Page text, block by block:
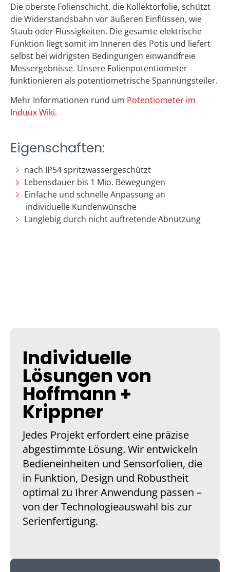
Die oberste Folienschicht, die Kollektorfolie, schützt
die Widerstandsbahn vor äußeren Einflüssen, wie
Staub oder Flüssigkeiten. Die gesamte elektrische
Funktion liegt somit im Inneren des Potis und liefert
selbst bei widrigsten Bedingungen einwandfreie
Messergebnisse. Unsere Folienpotentiometer
funktionieren als potentiometrische Spannungsteiler.
Mehr Informationen rund um Potentiometer im
Induux Wiki.
Eigenschaften:
nach IP54 spritzwassergeschützt​
Lebensdauer bis 1 Mio. Bewegungen​
Einfache und schnelle Anpassung an
individuelle Kundenwünsche​
Langlebig durch nicht auftretende Abnutzung
Individuelle
Lösungen von
Hoffmann +
Krippner
Jedes Projekt erfordert eine präzise
abgestimmte Lösung. Wir entwickeln
Bedieneinheiten und Sensorfolien, die
in Funktion, Design und Robustheit
optimal zu Ihrer Anwendung passen –
von der Technologieauswahl bis zur
Serienfertigung.